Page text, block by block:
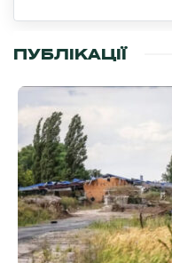
ПУБЛІКАЦІЇ